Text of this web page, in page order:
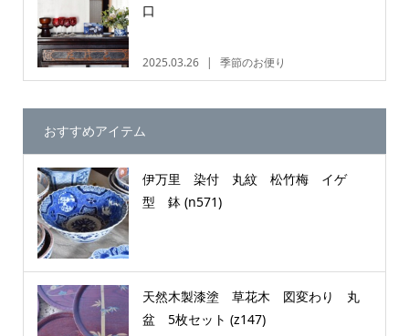
口
2025.03.26 季節のお便り
おすすめアイテム
伊万里 染付 丸紋 松竹梅 イゲ
型 鉢 (n571)
天然木製漆塗 草花木 図変わり 丸
盆 5枚セット (z147)